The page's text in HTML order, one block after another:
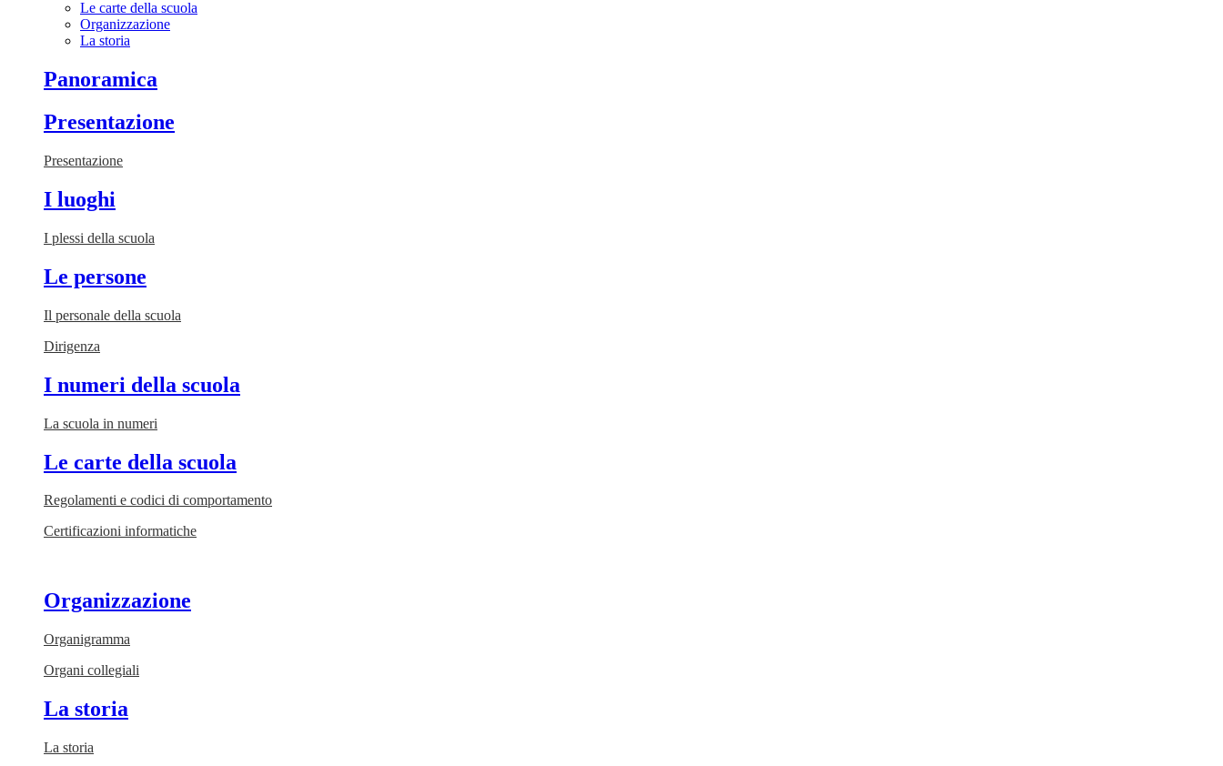
Le carte della scuola
Organizzazione
La storia
Panoramica
Presentazione
Presentazione
I luoghi
I plessi della scuola
Le persone
Il personale della scuola
Dirigenza
I numeri della scuola
La scuola in numeri
Le carte della scuola
Regolamenti e codici di comportamento
Certificazioni informatiche
Organizzazione
Organigramma
Organi collegiali
La storia
La storia